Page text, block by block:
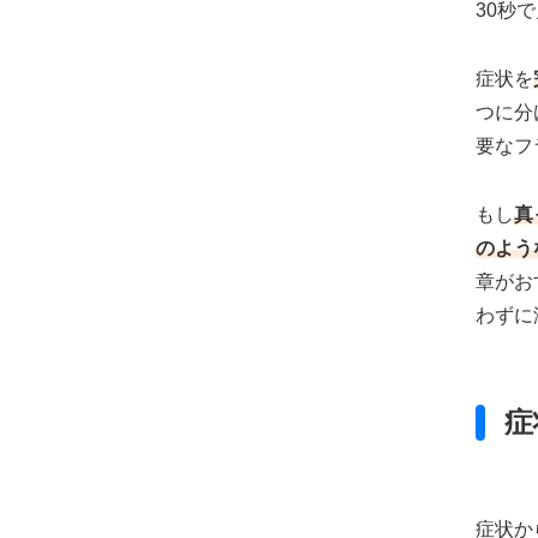
30秒
症状を
つに分
要なフ
もし真
のよう
章がお
わず
症状か